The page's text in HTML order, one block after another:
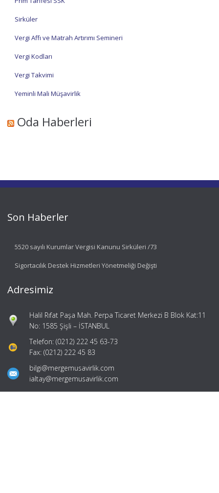
Sirküler
Vergi Affı ve Matrah Artırımı Semineri
Vergi Kodları
Vergi Takvimi
Yeminli Mali Müşavirlik
Oda Haberleri
Son Haberler
5520 sayılı Kurumlar Vergisi Kanunu Sirküleri /73
Sigortacılık Destek Hizmetleri Yönetmeliği Değişti
Adresimiz
Halil Rıfat Paşa Mah. Perpa Ticaret Merkezi B Blok Kat:11
No: 1585 Şişli – İSTANBUL
Telefon: (0212) 222 45 63-73
Fax: (0212) 222 45 83
bilgi@mergemusavirlik.com
ialtay@mergemusavirlik.com